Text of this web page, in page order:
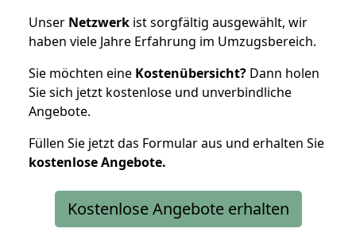
Unser Netzwerk ist sorgfältig ausgewählt, wir
haben viele Jahre Erfahrung im Umzugsbereich.
Sie möchten eine Kostenübersicht? Dann holen
Sie sich jetzt kostenlose und unverbindliche
Angebote.
Füllen Sie jetzt das Formular aus und erhalten Sie
kostenloseAngebote.
Kostenlose Angebote erhalten